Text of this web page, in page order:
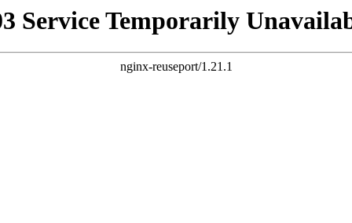
Service Temporarily
nginx-reuseport/1.21.1